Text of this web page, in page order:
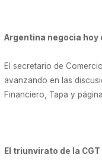
Argentina negocia hoy
El secretario de
avanzando en las
Financiero, Tapa y
El triunvirato de la